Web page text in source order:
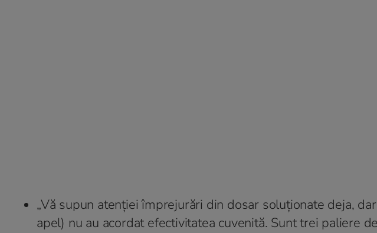
„Vă supun atenției împrejurări din dosar soluționate deja,
apel) nu au acordat efectivitatea cuvenită. Sunt trei paliere